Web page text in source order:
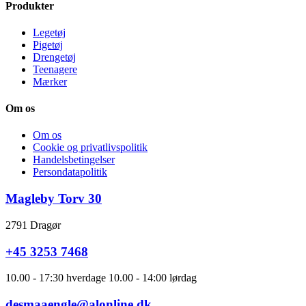
Produkter
Legetøj
Pigetøj
Drengetøj
Teenagere
Mærker
Om os
Om os
Cookie og privatlivspolitik
Handelsbetingelser
Persondatapolitik
Magleby Torv 30
2791 Dragør
+45 3253 7468
10.00 - 17:30 hverdage 10.00 - 14:00 lørdag